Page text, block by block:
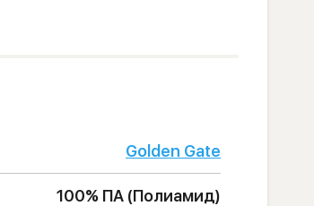
Golden Gate
100% ПА (Полиамид)